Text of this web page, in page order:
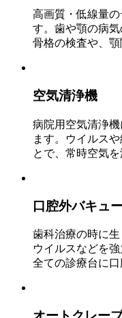
高画質・低線量
す。歯や顎の病
骨格の検査や、顎
空気清浄機
病院用空気清浄
ます。ウイルス
とで、常時空気を
口腔外バキュ
歯科治療の時に生
ウイルスなどを強
全ての診療台に口